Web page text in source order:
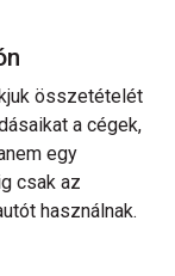
összetételét
a cégek,
egy
csak az
használnak.